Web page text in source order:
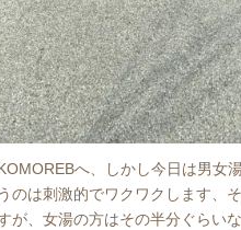
へ、しかし今日は男女
のは刺激的でワクワクします、
が、女湯の方はその半分ぐらい